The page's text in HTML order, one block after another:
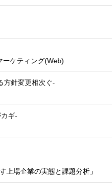
ーケティング(Web)
方針変更相次ぐ-
ギ-
場企業の実態と課題分析」